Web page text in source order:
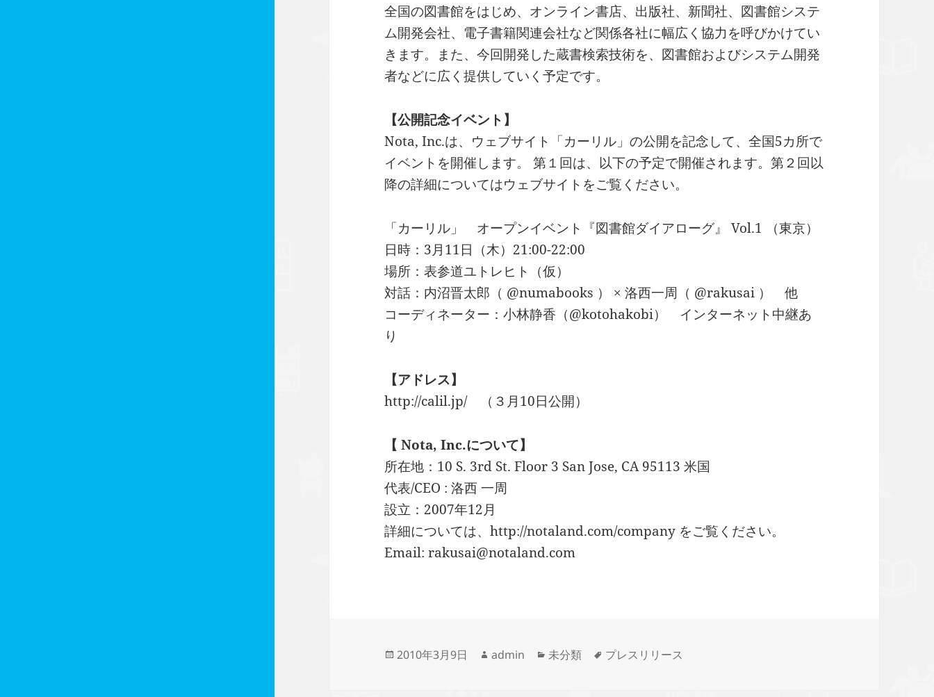
全国の図書館をはじめ、オンライン書店、出版社、新聞社、図書館システ
ム開発会社、電子書籍関連会社など関係各社に幅広く協力を呼びかけてい
きます。また、今回開発した蔵書検索技術を、図書館およびシステム開発
者などに広く提供していく予定です。
【公開記念イベント】
Nota, Inc.は、ウェブサイト「カーリル」の公開を記念して、全国5カ所で
イベントを開催します。 第１回は、以下の予定で開催されます。第２回以
降の詳細についてはウェブサイトをご覧ください。
「カーリル」 オープンイベント『図書館ダイアローグ』 Vol.1 （東京）
日時：3月11日（木）21:00-22:00
場所：表参道ユトレヒト（仮）
対話：内沼晋太郎（ @numabooks ） × 洛西一周（ @rakusai ） 他
コーディネーター：小林静香（@kotohakobi） インターネット中継あ
り
【アドレス】
http://calil.jp/ （３月10日公開）
【 Nota, Inc.について】
所在地：10 S. 3rd St. Floor 3 San Jose, CA 95113 米国
代表/CEO : 洛西 一周
設立：2007年12月
詳細については、http://notaland.com/company をご覧ください。
Email: rakusai@notaland.com
投
2010年3月9日
作
admin
カ
未分類
タ
プレスリリース